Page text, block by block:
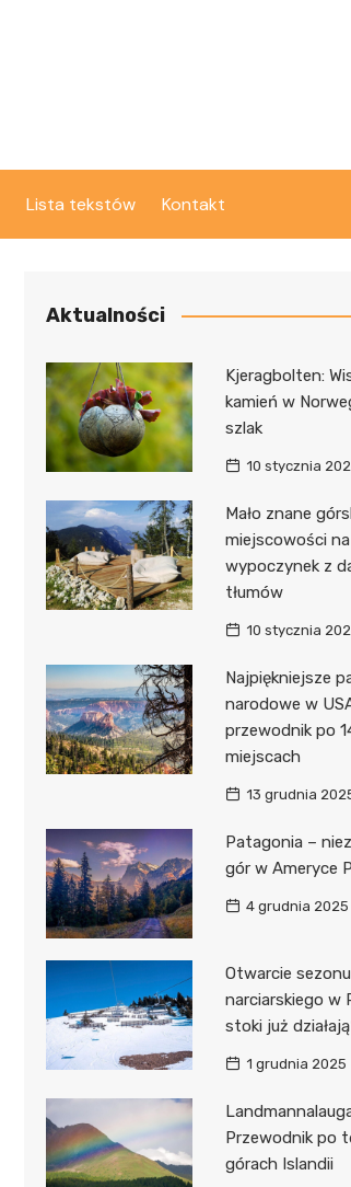
Lista tekstów Kontakt
Aktualności
Kjeragbolten:
kamień w
szlak
10 stycznia
Mało znane
miejscowości na
wypoczynek z
tłumów
10 stycznia
Najpiękniejsze
narodowe w
przewodnik po
miejscach
13 grudnia
Patagonia –
gór w Ameryce
4 grudnia 2025
Otwarcie sezonu
narciarskiego w
stoki już
1 grudnia 2025
Przewodnik po
górach Islandii